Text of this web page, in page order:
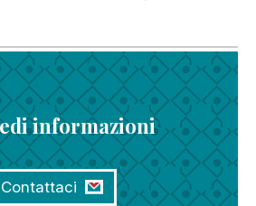
informazioni
Contattaci